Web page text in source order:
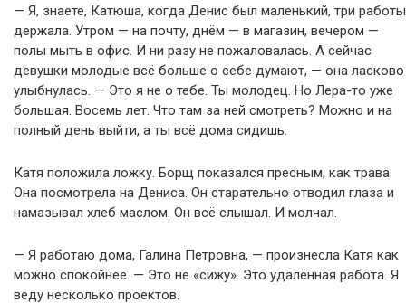
— Я, знаете, Катюша, когда Денис был маленький, три работы
держала. Утром — на почту, днём — в магазин, вечером —
полы мыть в офис. И ни разу не пожаловалась. А сейчас
девушки молодые всё больше о себе думают, — она ласково
улыбнулась. — Это я не о тебе. Ты молодец. Но Лера-то уже
большая. Восемь лет. Что там за ней смотреть? Можно и на
полный день выйти, а ты всё дома сидишь.
Катя положила ложку. Борщ показался пресным, как трава.
Она посмотрела на Дениса. Он старательно отводил глаза и
намазывал хлеб маслом. Он всё слышал. И молчал.
— Я работаю дома, Галина Петровна, — произнесла Катя как
можно спокойнее. — Это не «сижу». Это удалённая работа. Я
веду несколько проектов.